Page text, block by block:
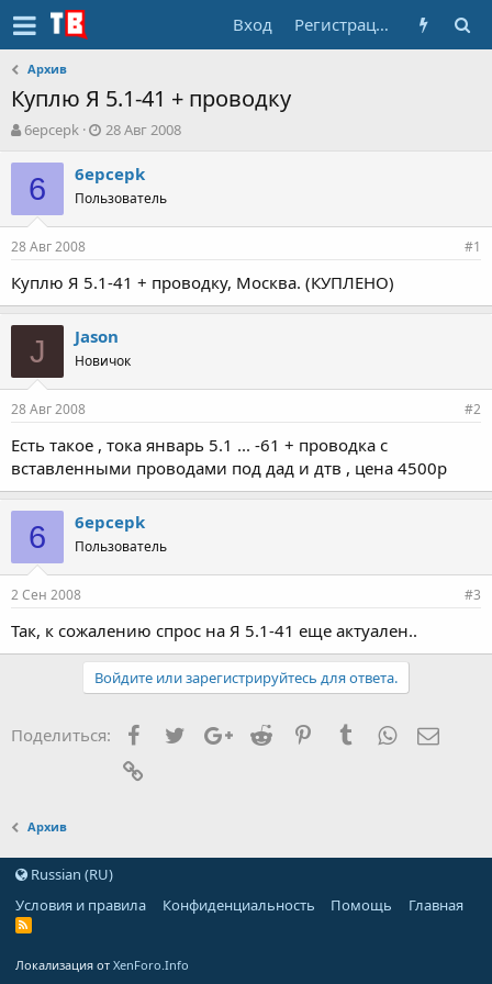
Вход Регистрация
Архив
Куплю Я 5.1-41 + проводку
А
т
о
т
е
ы
6epcepk
Д
т
н
а
л
а
28 Авг 2008
6 6epcepk
Пользователь
28 Авг 2008 #1
Куплю Я 5.1-41 + проводку, Москва. (КУПЛЕНО)
J Jason
Новичок
28 Авг 2008 #2
Есть такое , тока январь 5.1 ... -61 + проводка с
вставленными проводами под дад и дтв , цена 4500р
6 6epcepk
Пользователь
2 Сен 2008 #3
Так, к сожалению спрос на Я 5.1-41 еще актуален..
Войдите или зарегистрируйтесь для ответа.
Поделиться: FacebookTwitterGoogle+
Reddit PinterestTumblrWhatsApp
Архив
Russian (RU)
Условия и правила
Конфиденциальность Помощь Главная
Локализация от XenForo.Info